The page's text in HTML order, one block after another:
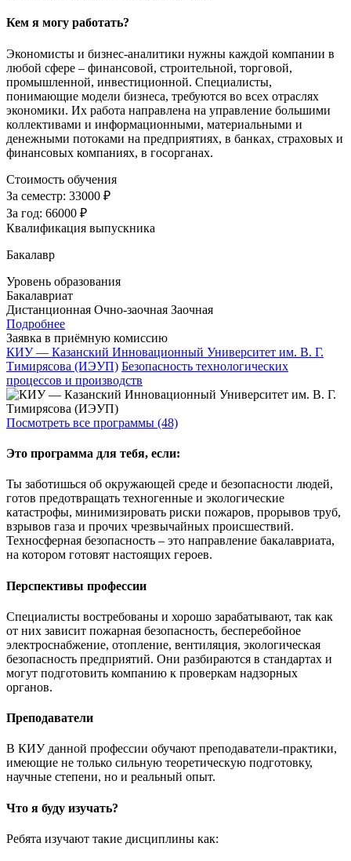
Кем я могу работать?
Экономисты и бизнес-аналитики нужны каждой компании в
любой сфере – финансовой, строительной, торговой,
промышленной, инвестиционной. Специалисты,
понимающие модели бизнеса, требуются во всех отраслях
экономики. Их работа направлена на управление большими
коллективами и информационными, материальными и
денежными потоками на предприятиях, в банках, страховых и
финансовых компаниях, в госорганах.
Стоимость обучения
За семестр: 33000 ₽
За год: 66000 ₽
Квалификация выпускника
Бакалавр
Уровень образования
Бакалавриат
Дистанционная Очно-заочная Заочная
Подробнее
Заявка в приёмную комиссию
КИУ — Казанский Инновационный Университет им. В. Г.
Тимирясова (ИЭУП) Безопасность технологических
процессов и производств
Посмотреть все программы (48)
Это программа для тебя, если:
Ты заботишься об окружающей среде и безопасности людей,
готов предотвращать техногенные и экологические
катастрофы, минимизировать риски пожаров, прорывов труб,
взрывов газа и прочих чрезвычайных происшествий.
Техносферная безопасность – это направление бакалавриата,
на котором готовят настоящих героев.
Перспективы профессии
Специалисты востребованы и хорошо зарабатывают, так как
от них зависит пожарная безопасность, бесперебойное
электроснабжение, отопление, вентиляция, экологическая
безопасность предприятий. Они разбираются в стандартах и
могут подготовить компанию к проверкам надзорных
органов.
Преподаватели
В КИУ данной профессии обучают преподаватели-практики,
имеющие не только сильную теоретическую подготовку,
научные степени, но и реальный опыт.
Что я буду изучать?
Ребята изучают такие дисциплины как: